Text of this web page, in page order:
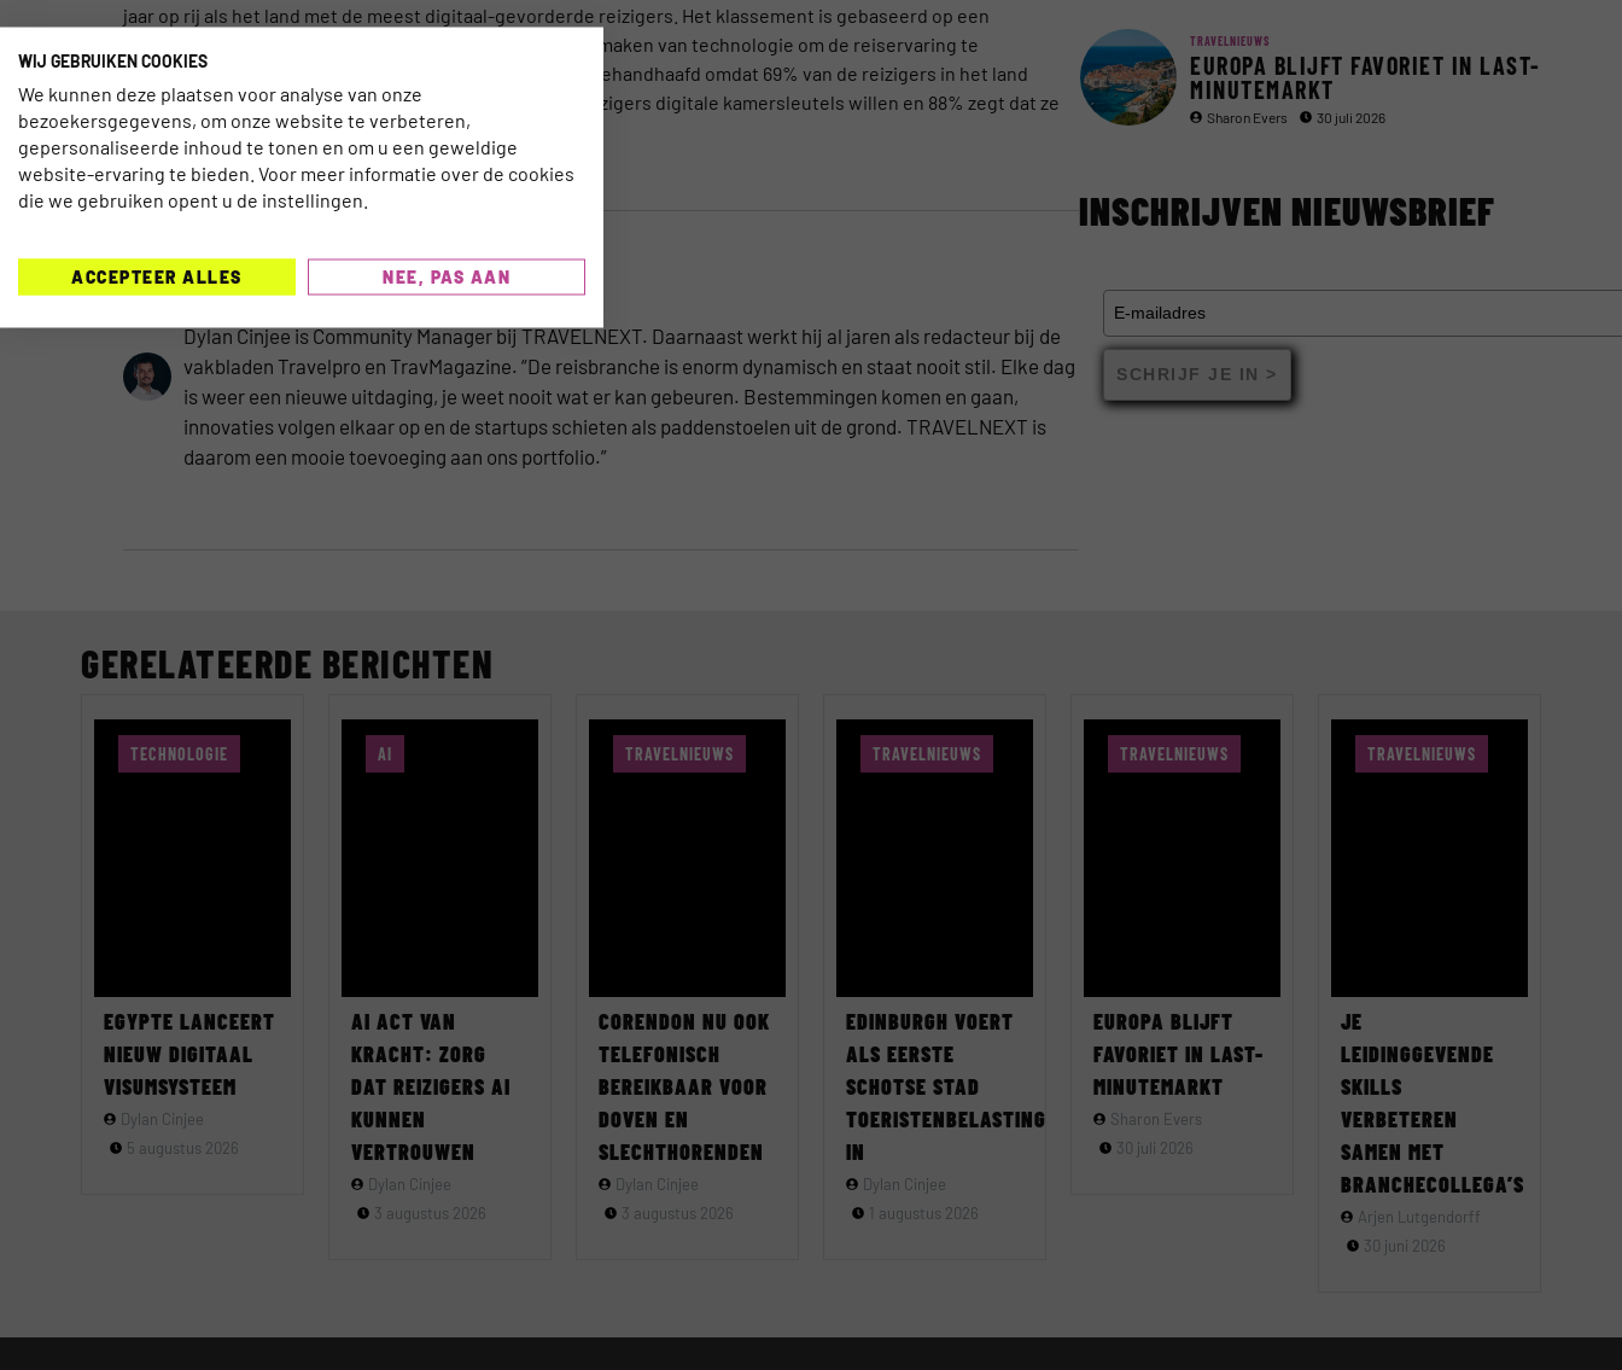
jaar op rij als het land met de meest digitaal-gevorderde reizigers. Het klassement is gebaseerd op een
combinatie van de belangrijkste indicatoren die gebruik maken van technologie om de reiservaring te
verbeteren. De toppositie van India wordt bijvoorbeeld gehandhaafd omdat 69% van de reizigers in het land
gebruikmaakt van voice search, meer dan 60% van de reizigers digitale kamersleutels willen en 88% zegt dat ze
beïnvloed worden door vrienden op sociale media.
Bekijk hier het hele rapport.
DYLAN CINJEE
Dylan Cinjee is Community Manager bij TRAVELNEXT. Daarnaast werkt hij al jaren als redacteur bij de
vakbladen Travelpro en TravMagazine. “De reisbranche is enorm dynamisch en staat nooit stil. Elke dag
is weer een nieuwe uitdaging, je weet nooit wat er kan gebeuren. Bestemmingen komen en gaan,
innovaties volgen elkaar op en de startups schieten als paddenstoelen uit de grond. TRAVELNEXT is
daarom een mooie toevoeging aan ons portfolio.”
TRAVELNIEUWS
EUROPA BLIJFT FAVORIET IN LAST-
MINUTEMARKT
Sharon Evers 30 juli 2026
INSCHRIJVEN NIEUWSBRIEF
SCHRIJF JE IN >
GERELATEERDE BERICHTEN
TECHNOLOGIE
EGYPTE LANCEERT
NIEUW DIGITAAL
VISUMSYSTEEM
Dylan Cinjee
5 augustus 2026
AI
AI ACT VAN
KRACHT: ZORG
DAT REIZIGERS AI
KUNNEN
VERTROUWEN
Dylan Cinjee
3 augustus 2026
TRAVELNIEUWS
CORENDON NU OOK
TELEFONISCH
BEREIKBAAR VOOR
DOVEN EN
SLECHTHORENDEN
Dylan Cinjee
3 augustus 2026
TRAVELNIEUWS
EDINBURGH VOERT
ALS EERSTE
SCHOTSE STAD
TOERISTENBELASTING
IN
Dylan Cinjee
1 augustus 2026
TRAVELNIEUWS
EUROPA BLIJFT
FAVORIET IN LAST-
MINUTEMARKT
Sharon Evers
30 juli 2026
TRAVELNIEUWS
JE
LEIDINGGEVENDE
SKILLS
VERBETEREN
SAMEN MET
BRANCHECOLLEGA’S
Arjen Lutgendorff
30 juni 2026
WIJ GEBRUIKEN COOKIES
We kunnen deze plaatsen voor analyse van onze
bezoekersgegevens, om onze website te verbeteren,
gepersonaliseerde inhoud te tonen en om u een geweldige
website-ervaring te bieden. Voor meer informatie over de cookies
die we gebruiken opent u de instellingen.
ACCEPTEER ALLES NEE, PAS AAN